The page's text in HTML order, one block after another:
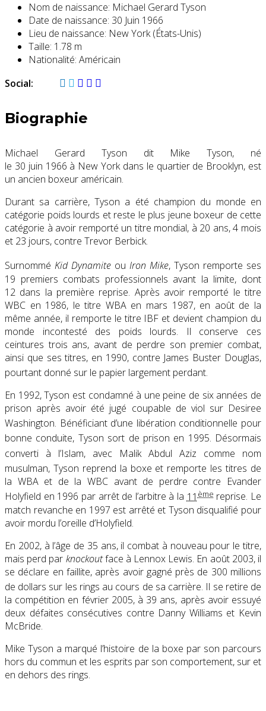
Nom de naissance: Michael Gerard Tyson
Date de naissance: 30 Juin 1966
Lieu de naissance: New York (États-Unis)
Taille: 1.78 m
Nationalité: Américain
Social:
Biographie
Michael Gerard Tyson dit Mike Tyson, né
le 30 juin 1966 à New York dans le quartier de Brooklyn, est
un ancien boxeur américain.
Durant sa carrière, Tyson a été champion du monde en
catégorie poids lourds et reste le plus jeune boxeur de cette
catégorie à avoir remporté un titre mondial, à 20 ans, 4 mois
et 23 jours, contre Trevor Berbick.
Surnommé Kid Dynamite ou Iron Mike, Tyson remporte ses
19 premiers combats professionnels avant la limite, dont
12 dans la première reprise. Après avoir remporté le titre
WBC en 1986, le titre WBA en mars 1987, en août de la
même année, il remporte le titre IBF et devient champion du
monde incontesté des poids lourds. Il conserve ces
ceintures trois ans, avant de perdre son premier combat,
ainsi que ses titres, en 1990, contre James Buster Douglas,
pourtant donné sur le papier largement perdant.
En 1992, Tyson est condamné à une peine de six années de
prison après avoir été jugé coupable de viol sur Desiree
Washington. Bénéficiant d’une libération conditionnelle pour
bonne conduite, Tyson sort de prison en 1995. Désormais
converti à l’Islam, avec Malik Abdul Aziz comme nom
musulman, Tyson reprend la boxe et remporte les titres de
la WBA et de la WBC avant de perdre contre Evander
Holyfield en 1996 par arrêt de l’arbitre à la 11ème reprise. Le
match revanche en 1997 est arrêté et Tyson disqualifié pour
avoir mordu l’oreille d’Holyfield.
En 2002, à l’âge de 35 ans, il combat à nouveau pour le titre,
mais perd par knockoutface à Lennox Lewis. En août 2003, il
se déclare en faillite, après avoir gagné près de 300 millions
de dollars sur les rings au cours de sa carrière. Il se retire de
la compétition en février 2005, à 39 ans, après avoir essuyé
deux défaites consécutives contre Danny Williams et Kevin
McBride.
Mike Tyson a marqué l’histoire de la boxe par son parcours
hors du commun et les esprits par son comportement, sur et
en dehors des rings.